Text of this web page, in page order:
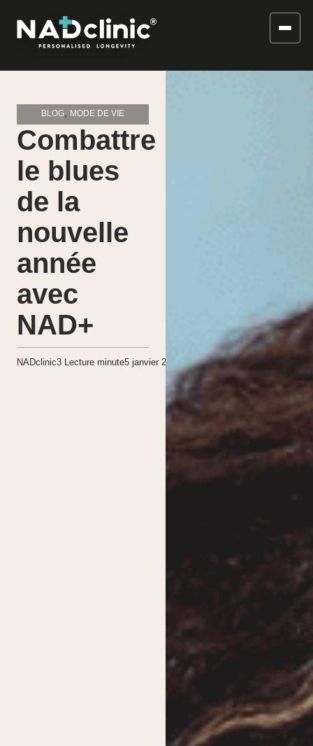
BLOG, MODE DE VIE
Combattre
le blues
de la
nouvelle
année
avec
NAD+
NADclinic3 Lecture minute5 janvier 2025